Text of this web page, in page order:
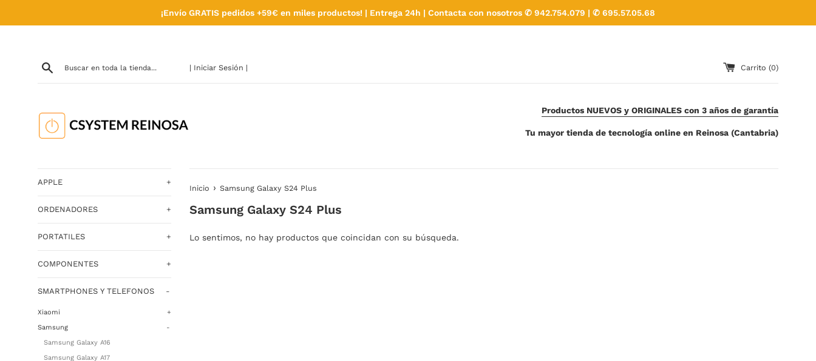
¡Envío GRATIS pedidos +59€ en miles productos! | Entrega 24h | Contacta con nosotros ✆ 942.754.079 | ✆ 695.57.05.68
| Iniciar Sesión | Carrito (0)
Productos NUEVOS y ORIGINALES con 3 años de garantía
Tu mayor tienda de tecnología online en Reinosa (Cantabria)
APPLE +
ORDENADORES +
PORTATILES +
COMPONENTES +
SMARTPHONES Y TELEFONOS -
Xiaomi
+
Samsung
-
Samsung Galaxy A16
Samsung Galaxy A17
Inicio › Samsung Galaxy S24 Plus
Samsung Galaxy S24 Plus
Lo sentimos, no hay productos que coincidan con su búsqueda.